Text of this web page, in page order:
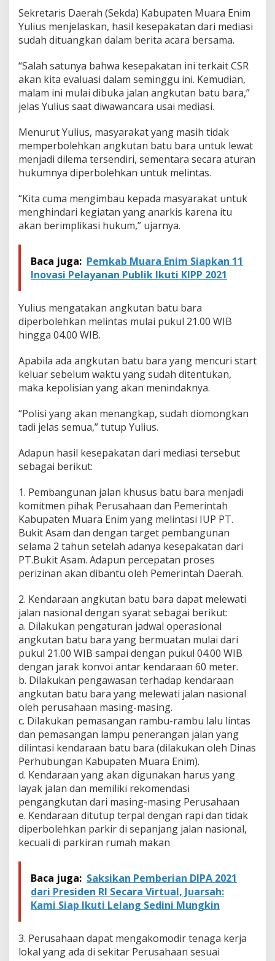
a
D
v
a
l
u
s
i
D
a
l
S
e
m
g
g
u
Sekretaris Daerah (Sekda) Kabupaten Muara Enim
Yulius menjelaskan, hasil kesepakatan dari mediasi
sudah dituangkan dalam berita acara bersama.
“Salah satunya bahwa kesepakatan ini terkait CSR
akan kita evaluasi dalam seminggu ini. Kemudian,
malam ini mulai dibuka jalan angkutan batu bara,”
jelas Yulius saat diwawancara usai mediasi.
Menurut Yulius, masyarakat yang masih tidak
memperbolehkan angkutan batu bara untuk lewat
menjadi dilema tersendiri, sementara secara aturan
hukumnya diperbolehkan untuk melintas.
“Kita cuma mengimbau kepada masyarakat untuk
menghindari kegiatan yang anarkis karena itu
akan berimplikasi hukum,” ujarnya.
Baca juga: Pemkab Muara Enim Siapkan 11
Inovasi Pelayanan Publik Ikuti KIPP 2021
Yulius mengatakan angkutan batu bara
diperbolehkan melintas mulai pukul 21.00 WIB
hingga 04.00 WIB.
Apabila ada angkutan batu bara yang mencuri start
keluar sebelum waktu yang sudah ditentukan,
maka kepolisian yang akan menindaknya.
“Polisi yang akan menangkap, sudah diomongkan
tadi jelas semua,” tutup Yulius.
Adapun hasil kesepakatan dari mediasi tersebut
sebagai berikut:
1. Pembangunan jalan khusus batu bara menjadi
komitmen pihak Perusahaan dan Pemerintah
Kabupaten Muara Enim yang melintasi IUP PT.
Bukit Asam dan dengan target pembangunan
selama 2 tahun setelah adanya kesepakatan dari
PT.Bukit Asam. Adapun percepatan proses
perizinan akan dibantu oleh Pemerintah Daerah.
2. Kendaraan angkutan batu bara dapat melewati
jalan nasional dengan syarat sebagai berikut:
a. Dilakukan pengaturan jadwal operasional
angkutan batu bara yang bermuatan mulai dari
pukul 21.00 WIB sampai dengan pukul 04.00 WIB
dengan jarak konvoi antar kendaraan 60 meter.
b. Dilakukan pengawasan terhadap kendaraan
angkutan batu bara yang melewati jalan nasional
oleh perusahaan masing-masing.
c. Dilakukan pemasangan rambu-rambu lalu lintas
dan pemasangan lampu penerangan jalan yang
dilintasi kendaraan batu bara (dilakukan oleh Dinas
Perhubungan Kabupaten Muara Enim).
d. Kendaraan yang akan digunakan harus yang
layak jalan dan memiliki rekomendasi
pengangkutan dari masing-masing Perusahaan
e. Kendaraan ditutup terpal dengan rapi dan tidak
diperbolehkan parkir di sepanjang jalan nasional,
kecuali di parkiran rumah makan
Baca juga: Saksikan Pemberian DIPA 2021
dari Presiden RI Secara Virtual, Juarsah:
Kami Siap Ikuti Lelang Sedini Mungkin
3. Perusahaan dapat mengakomodir tenaga kerja
lokal yang ada di sekitar Perusahaan sesuai